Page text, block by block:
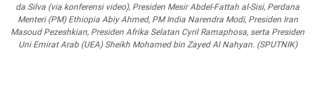
da Silva (via konferensi video), Presiden Mesir Abdel-Fattah al-Sisi, Perdana
Menteri (PM) Ethiopia Abiy Ahmed, PM India Narendra Modi, Presiden Iran
Masoud Pezeshkian, Presiden Afrika Selatan Cyril Ramaphosa, serta Presiden
Uni Emirat Arab (UEA) Sheikh Mohamed bin Zayed Al Nahyan. (SPUTNIK)